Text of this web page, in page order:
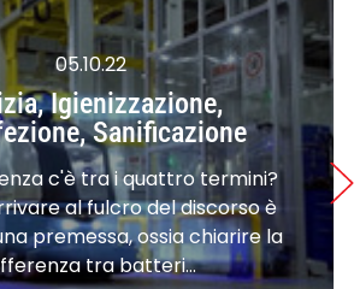
05.10.22
Igienizzazione,
Sanificazione
c'è tra i quattro termini?
al fulcro del discorso è
premessa, ossia chiarire la
tra batteri…